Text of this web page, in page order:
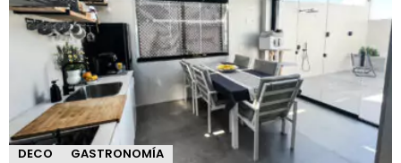
DECO GASTRONOMÍA